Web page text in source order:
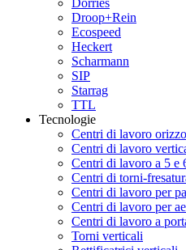
Dörries
Droop+Rein
Ecospeed
Heckert
Scharmann
SIP
Starrag
TTL
Tecnologie
Centri di lavoro
Centri di lavoro
Centri di lavoro a 5 e
Centri di torni-
Centri di lavoro per
Centri di lavoro per
Centri di lavoro a
Torni verticali